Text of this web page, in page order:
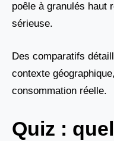
poêle à granulés haut
sérieuse.
Des comparatifs
contexte
consommation réelle.
Quiz :